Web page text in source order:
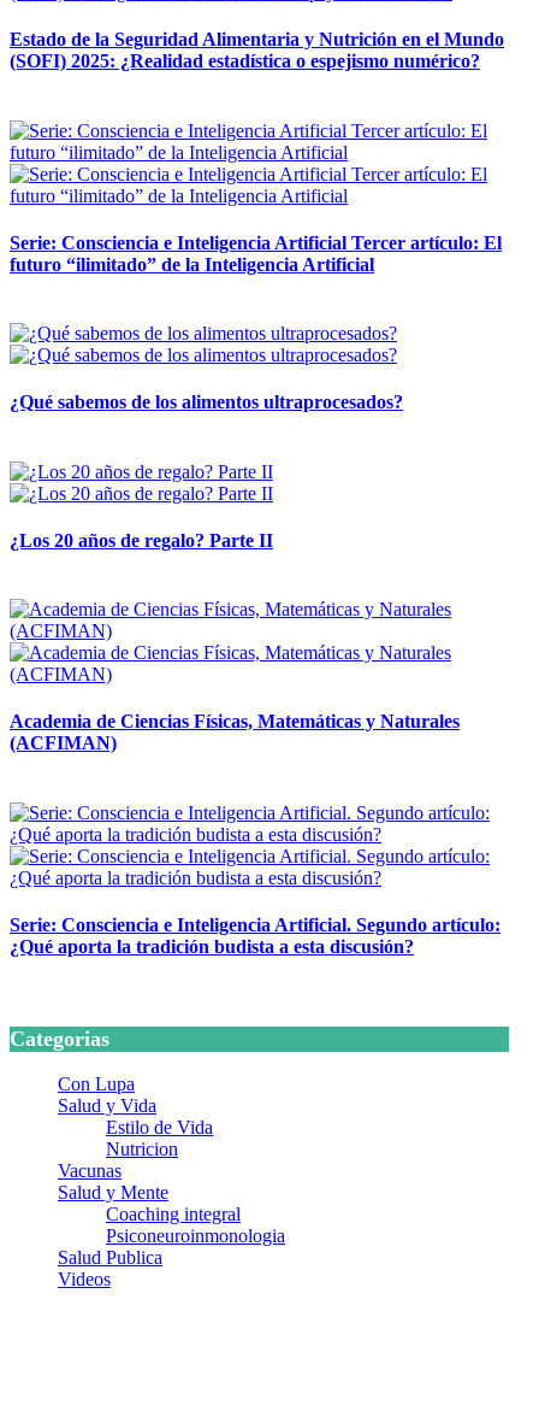
Estado de la Seguridad Alimentaria y Nutrición en el Mundo
(SOFI) 2025: ¿Realidad estadística o espejismo numérico?
Serie: Consciencia e Inteligencia Artificial Tercer artículo: El
futuro “ilimitado” de la Inteligencia Artificial
¿Qué sabemos de los alimentos ultraprocesados?
¿Los 20 años de regalo? Parte II
Academia de Ciencias Físicas, Matemáticas y Naturales
(ACFIMAN)
Serie: Consciencia e Inteligencia Artificial. Segundo artículo:
¿Qué aporta la tradición budista a esta discusión?
Categorias
Con Lupa
Salud y Vida
Estilo de Vida
Nutricion
Vacunas
Salud y Mente
Coaching integral
Psiconeuroinmonologia
Salud Publica
Videos